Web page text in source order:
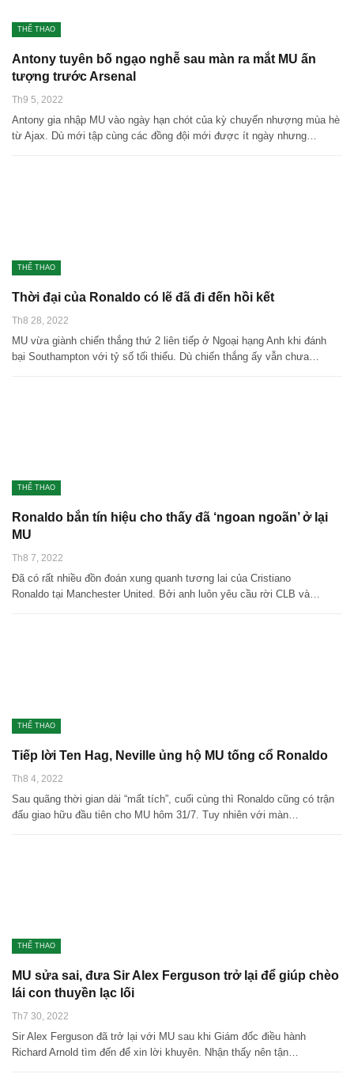
THỂ THAO
Antony tuyên bố ngạo nghễ sau màn ra mắt MU ấn
tượng trước Arsenal
Th9 5, 2022
Antony gia nhập MU vào ngày hạn chót của kỳ chuyển nhượng mùa hè
từ Ajax. Dù mới tập cùng các đồng đội mới được ít ngày nhưng…
THỂ THAO
Thời đại của Ronaldo có lẽ đã đi đến hồi kết
Th8 28, 2022
MU vừa giành chiến thắng thứ 2 liên tiếp ở Ngoại hạng Anh khi đánh
bại Southampton với tỷ số tối thiểu. Dù chiến thắng ấy vẫn chưa…
THỂ THAO
Ronaldo bắn tín hiệu cho thấy đã ‘ngoan ngoãn’ ở lại
MU
Th8 7, 2022
Đã có rất nhiều đồn đoán xung quanh tương lai của Cristiano
Ronaldo tại Manchester United. Bởi anh luôn yêu cầu rời CLB và…
THỂ THAO
Tiếp lời Ten Hag, Neville ủng hộ MU tống cổ Ronaldo
Th8 4, 2022
Sau quãng thời gian dài “mất tích”, cuối cùng thì Ronaldo cũng có trận
đấu giao hữu đầu tiên cho MU hôm 31/7. Tuy nhiên với màn…
THỂ THAO
MU sửa sai, đưa Sir Alex Ferguson trở lại để giúp chèo
lái con thuyền lạc lối
Th7 30, 2022
Sir Alex Ferguson đã trở lại với MU sau khi Giám đốc điều hành
Richard Arnold tìm đến để xin lời khuyên. Nhận thấy nên tận…